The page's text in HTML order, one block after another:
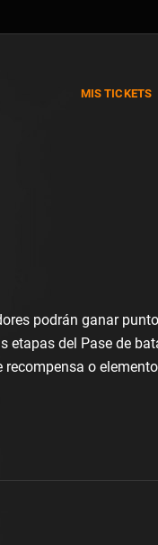
MIS TICKETS
podrán ganar
etapas del Pase de
o